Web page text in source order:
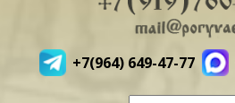
+7(964) 649-47-77